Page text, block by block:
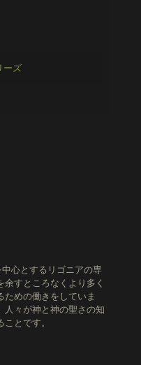
ーズ
心とするリゴニアの専
すところなくより多く
めの働きをしていま
人々が神と神の聖さの知
とです。